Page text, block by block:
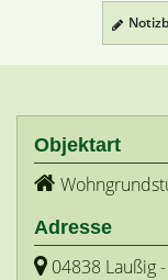
Objektart
Adresse
04838 Laußig